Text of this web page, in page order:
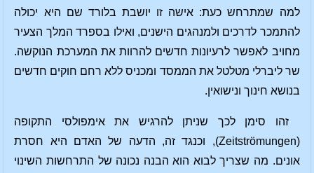
למה שמתרחש כעת: אישה זו יושבת בלורד שם היא יכולה
להתמכר לדרכים ולמנהגים הישנים, ואילו בספרד המלך הצעיר
מחויב לאפשר לרעיונות חדשים להרוות את המערכת הנוקשה.
שר ליברלי מטלטל את הממסד ומכניס ללא רחם חוקים חדשים
בנושא חינוך ונישואין.
זהו סימן לכך שניתן להרגיש את אימפולסי התקופה
(Zeitströmungen), וכנגד זה, הדעה של האדם היא חסרת
אונים. מה שצריך לבוא הוא הבנה נכונה של התרחשות השינוי